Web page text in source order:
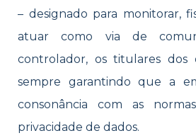
– designado para monitorar,
atuar como via de
controlador, os titulares dos
sempre garantindo que a
consonância com as
privacidade de dados.